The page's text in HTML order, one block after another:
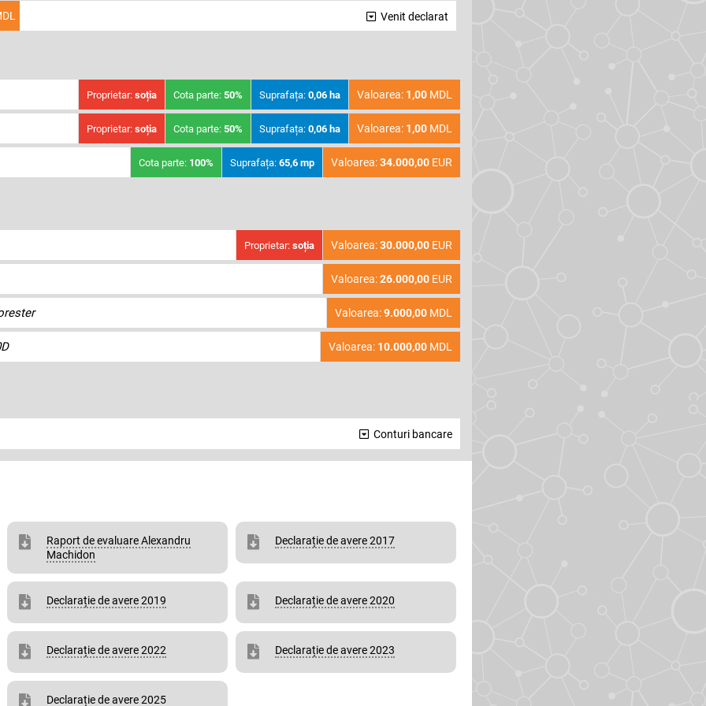
Venit declarat
Valoarea: 1,00 MDL
Suprafața: 0,06 ha
Cota parte: 50%
Proprietar: soția
Valoarea: 1,00 MDL
Suprafața: 0,06 ha
Cota parte: 50%
Proprietar: soția
Valoarea:34.000,00 EUR
Suprafața: 65,6 mp
Cota parte: 100%
Valoarea:30.000,00 EUR
Proprietar: soția
Valoarea:26.000,00 EUR
Valoarea:9.000,00 MDL
Valoarea: 10.000,00 MDL
Conturi bancare
Raport de evaluare Alexandru
Machidon
Declarație de avere 2017
Declarație de avere 2019 Declarație de avere 2020
Declarație de avere 2022 Declarație de avere 2023
Declarație de avere 2025